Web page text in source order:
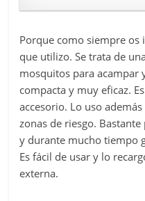
Porque como siempre
que utilizo. Se trata de
mosquitos para acampar
compacta y muy eficaz.
accesorio. Lo uso
zonas de riesgo.
y durante mucho tiempo
Es fácil de usar y lo
externa.